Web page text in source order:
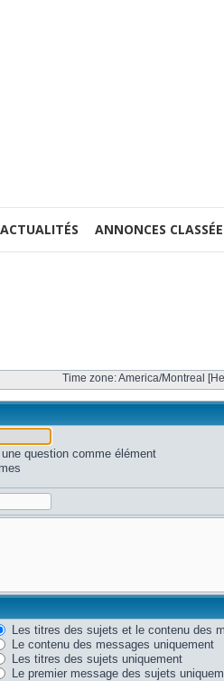
ACTUALITÉS ANNONCES
Time zone: America/Montreal
question comme élément
Les titres des sujets et le contenu des
Le contenu des messages uniquement
Les titres des sujets uniquement
Le premier message des sujets